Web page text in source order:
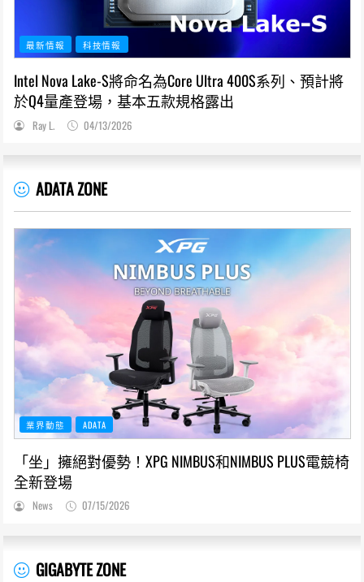
最新情報 科技情報
Intel Nova Lake-S將命名為Core Ultra 400S系列、預計將
於Q4量產登場，基本五款規格露出
Ray L. 04/13/2026
ADATA ZONE
業界動態 ADATA
「坐」擁絕對優勢！XPG NIMBUS和NIMBUS PLUS電競椅
全新登場
News 07/15/2026
GIGABYTE ZONE